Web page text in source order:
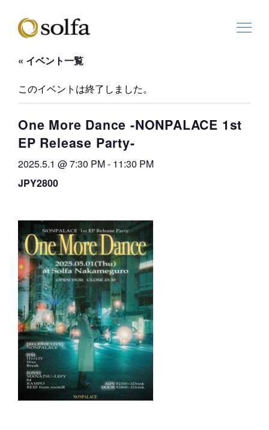
« イベント一覧
このイベントは終了しました。
One More Dance -NONPALACE 1st
EP Release Party-
2025.5.1 @ 7:30 PM- 11:30 PM
JPY2800